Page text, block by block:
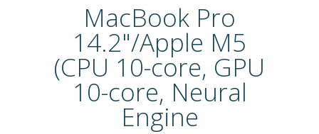
MacBook Pro
14.2"/Apple M5
(CPU 10-core, GPU
10-core, Neural
Engine